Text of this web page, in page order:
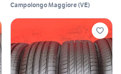
Campolongo Maggiore(VE)